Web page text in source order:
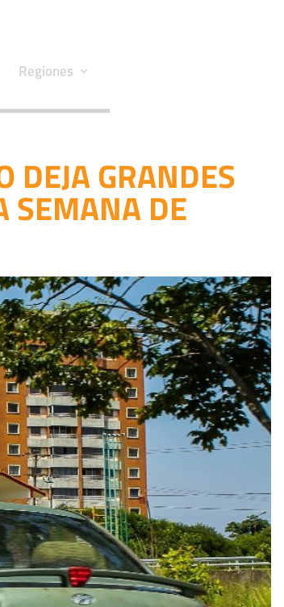
Regiones
DEJA GRANDES
SEMANA DE